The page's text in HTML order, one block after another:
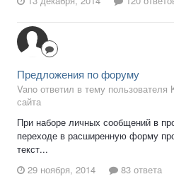
Предложения по форуму
Vano ответил в тему пользователя
сайта
При наборе личных сообщений в
переходе в расширенную форму
текст...
29 ноября, 2014
83 ответа